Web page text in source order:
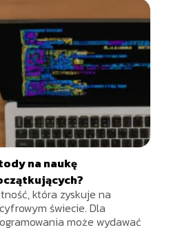
na naukę
która zyskuje na
świecie. Dla
może wydawać